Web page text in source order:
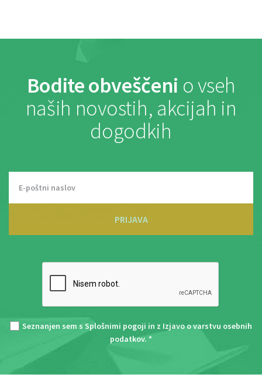
Bodite obveščeni o vseh
naših novostih, akcijah in
dogodkih
PRIJAVA
Seznanjen sem s Splošnimi pogoji in z Izjavo o varstvu osebnih
podatkov. *